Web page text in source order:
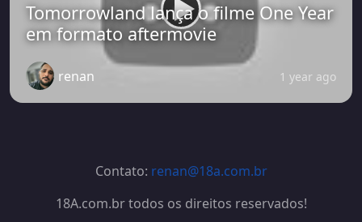
Tomorrowland lança o filme One Year
em formato aftermovie
renan 1 year ago
Contato: renan@18a.com.br
18A.com.br todos os direitos reservados!